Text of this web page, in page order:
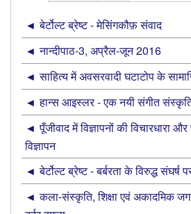
बेर्टोल्ट ब्रेष्ट - मेसिंगकौफ़ संवाद
नान्‍दीपाठ-3, अप्रैल-जून 2016
साहित्य में अवसरवादी घटाटोप के
हान्स आइस्लर - एक नयी संगीत संस्कृति
पूँजीवाद में विज्ञापनों की विचारधारा और
विज्ञापन
बेर्टोल्ट ब्रेष्ट - बर्बरता के विरुद्ध
कला-संस्कृति, शिक्षा एवं अकादमिक